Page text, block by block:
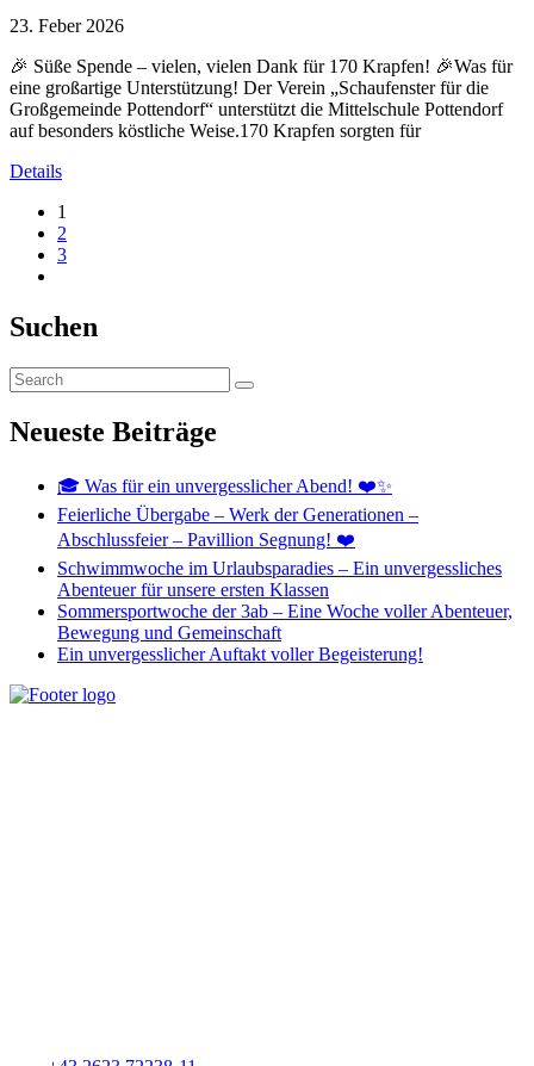
23. Feber 2026
🎉 Süße Spende – vielen, vielen Dank für 170 Krapfen! 🎉Was für
eine großartige Unterstützung! Der Verein „Schaufenster für die
Großgemeinde Pottendorf“ unterstützt die Mittelschule Pottendorf
auf besonders köstliche Weise.170 Krapfen sorgten für
Details
1
2
3
Suchen
Neueste Beiträge
🎓 Was für ein unvergesslicher Abend! ❤️✨
Feierliche Übergabe – Werk der Generationen –
Abschlussfeier – Pavillion Segnung! ❤️
Schwimmwoche im Urlaubsparadies – Ein unvergessliches
Abenteuer für unsere ersten Klassen
Sommersportwoche der 3ab – Eine Woche voller Abenteuer,
Bewegung und Gemeinschaft
Ein unvergesslicher Auftakt voller Begeisterung!